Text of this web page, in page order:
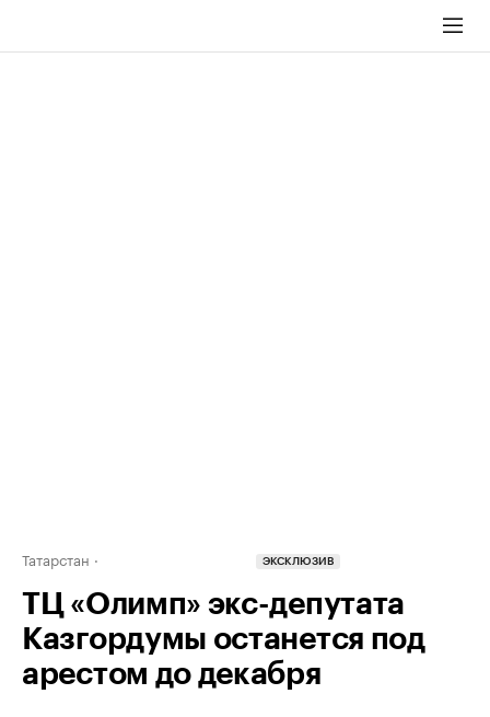
Татарстан ЭКСКЛЮЗИВ
ТЦ «Олимп» экс-депутата
Казгордумы останется под
арестом до декабря